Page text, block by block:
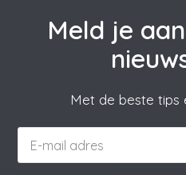
Meld je
Met de beste tips